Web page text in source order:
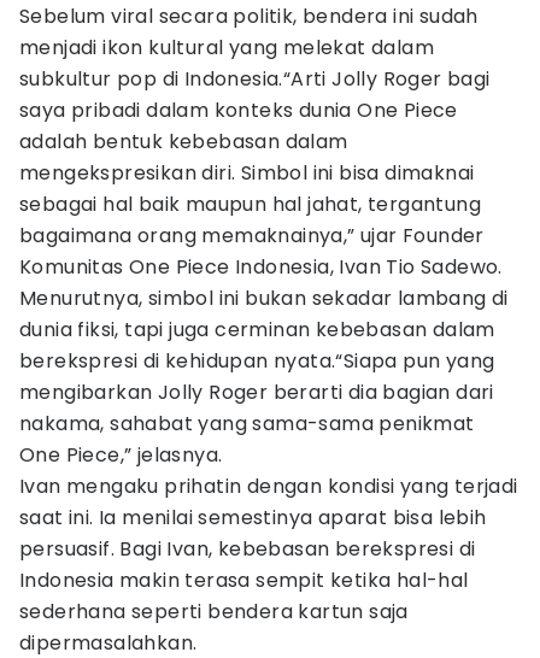
Sebelum viral secara politik, bendera ini sudah
menjadi ikon kultural yang melekat dalam
subkultur pop di Indonesia.“Arti Jolly Roger bagi
saya pribadi dalam konteks dunia One Piece
adalah bentuk kebebasan dalam
mengekspresikan diri. Simbol ini bisa dimaknai
sebagai hal baik maupun hal jahat, tergantung
bagaimana orang memaknainya,” ujar Founder
Komunitas One Piece Indonesia, Ivan Tio Sadewo.
Menurutnya, simbol ini bukan sekadar lambang di
dunia fiksi, tapi juga cerminan kebebasan dalam
berekspresi di kehidupan nyata.“Siapa pun yang
mengibarkan Jolly Roger berarti dia bagian dari
nakama, sahabat yang sama-sama penikmat
One Piece,” jelasnya.
Ivan mengaku prihatin dengan kondisi yang terjadi
saat ini. Ia menilai semestinya aparat bisa lebih
persuasif. Bagi Ivan, kebebasan berekspresi di
Indonesia makin terasa sempit ketika hal-hal
sederhana seperti bendera kartun saja
dipermasalahkan.